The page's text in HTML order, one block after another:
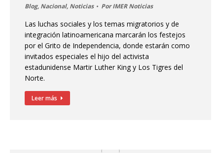
Blog, Nacional, Noticias PorIMER Noticias
Las luchas sociales y los temas migratorios y de
integración latinoamericana marcarán los festejos
por el Grito de Independencia, donde estarán como
invitados especiales el hijo del activista
estadunidense Martir Luther King y Los Tigres del
Norte.
Leer más